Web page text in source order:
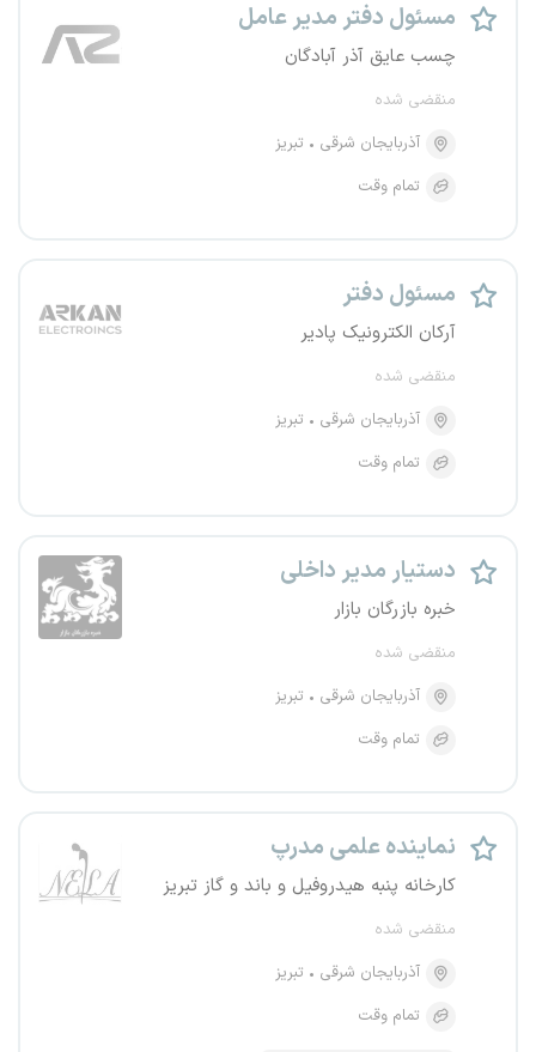
مسئول دفتر مدیر عامل
چسب عایق آذر آبادگان
منقضی شده
آذربایجان شرقی
تبریز
تمام وقت
مسئول دفتر
آرکان الکترونیک پادیر
منقضی شده
آذربایجان شرقی
تبریز
تمام وقت
دستیار مدیر داخلی
خبره بازرگان بازار
منقضی شده
آذربایجان شرقی
تبریز
تمام وقت
نماینده علمی مدرپ
کارخانه پنبه هیدروفیل و باند و گاز تبریز
منقضی شده
آذربایجان شرقی
تبریز
تمام وقت